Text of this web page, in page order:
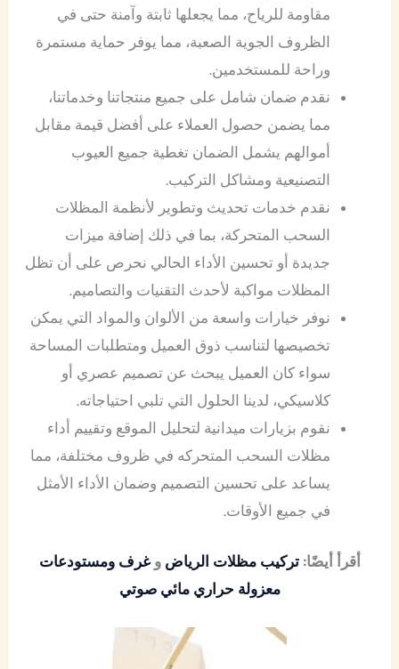
مقاومة للرياح، مما يجعلها ثابتة وآمنة حتى في
الظروف الجوية الصعبة، مما يوفر حماية مستمرة
وراحة للمستخدمين.
نقدم ضمان شامل على جميع منتجاتنا وخدماتنا،
مما يضمن حصول العملاء على أفضل قيمة مقابل
أموالهم يشمل الضمان تغطية جميع العيوب
التصنيعية ومشاكل التركيب.
نقدم خدمات تحديث وتطوير لأنظمة المظلات
السحب المتحركة، بما في ذلك إضافة ميزات
جديدة أو تحسين الأداء الحالي نحرص على أن تظل
المظلات مواكبة لأحدث التقنيات والتصاميم.
نوفر خيارات واسعة من الألوان والمواد التي يمكن
تخصيصها لتناسب ذوق العميل ومتطلبات المساحة
سواء كان العميل يبحث عن تصميم عصري أو
كلاسيكي، لدينا الحلول التي تلبي احتياجاته.
نقوم بزيارات ميدانية لتحليل الموقع وتقييم أداء
مظلات السحب المتحركه في ظروف مختلفة، مما
يساعد على تحسين التصميم وضمان الأداء الأمثل
في جميع الأوقات.
أقرأ أيضًا:تركيب مظلات الرياض وغرف ومستودعات
معزولة حراري مائي صوتي